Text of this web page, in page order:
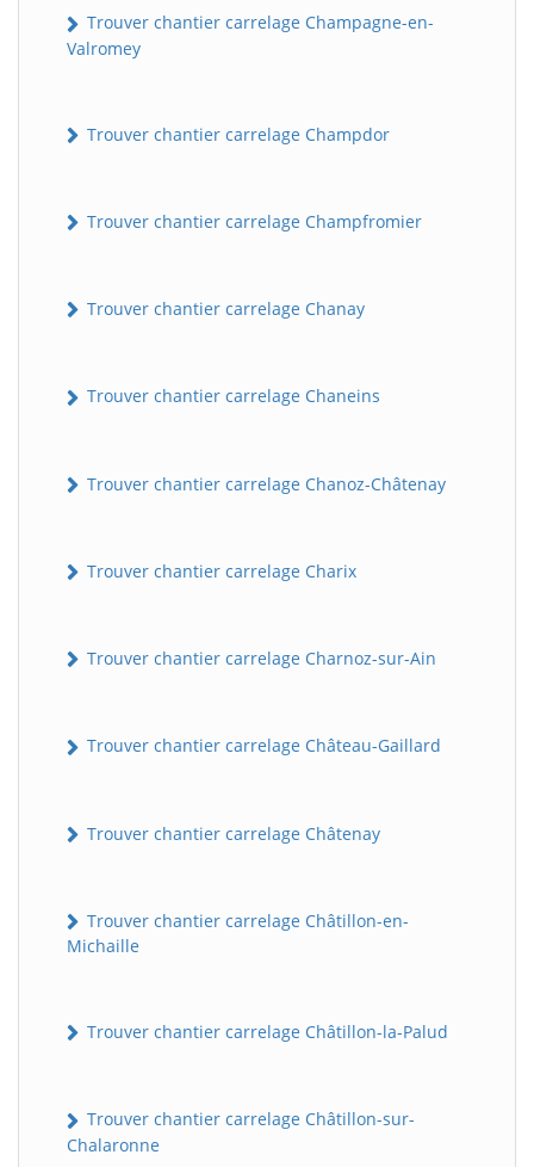
Trouver chantier carrelage Champagne-en-
Valromey
Trouver chantier carrelage Champdor
Trouver chantier carrelage Champfromier
Trouver chantier carrelage Chanay
Trouver chantier carrelage Chaneins
Trouver chantier carrelage Chanoz-Châtenay
Trouver chantier carrelage Charix
Trouver chantier carrelage Charnoz-sur-Ain
Trouver chantier carrelage Château-Gaillard
Trouver chantier carrelage Châtenay
Trouver chantier carrelage Châtillon-en-
Michaille
Trouver chantier carrelage Châtillon-la-Palud
Trouver chantier carrelage Châtillon-sur-
Chalaronne